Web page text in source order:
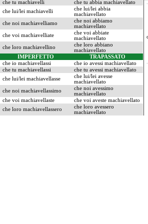
che tu machiavelli
che tu abbia machiavellato
che lui/lei machiavelli
che lui/lei abbia
machiavellato
che noi machiavelliamo
che noi abbiamo
machiavellato
che voi machiavelliate
che voi abbiate
machiavellato
che loro machiavellino
che loro abbiano
machiavellato
IMPERFETTO
TRAPASSATO
che io machiavellassi
che io avessi machiavellato
che tu machiavellassi
che tu avessi machiavellato
che lui/lei machiavellasse
che lui/lei avesse
machiavellato
che noi machiavellassimo
che noi avessimo
machiavellato
che voi machiavellaste
che voi aveste machiavellato
che loro machiavellassero
che loro avessero
machiavellato